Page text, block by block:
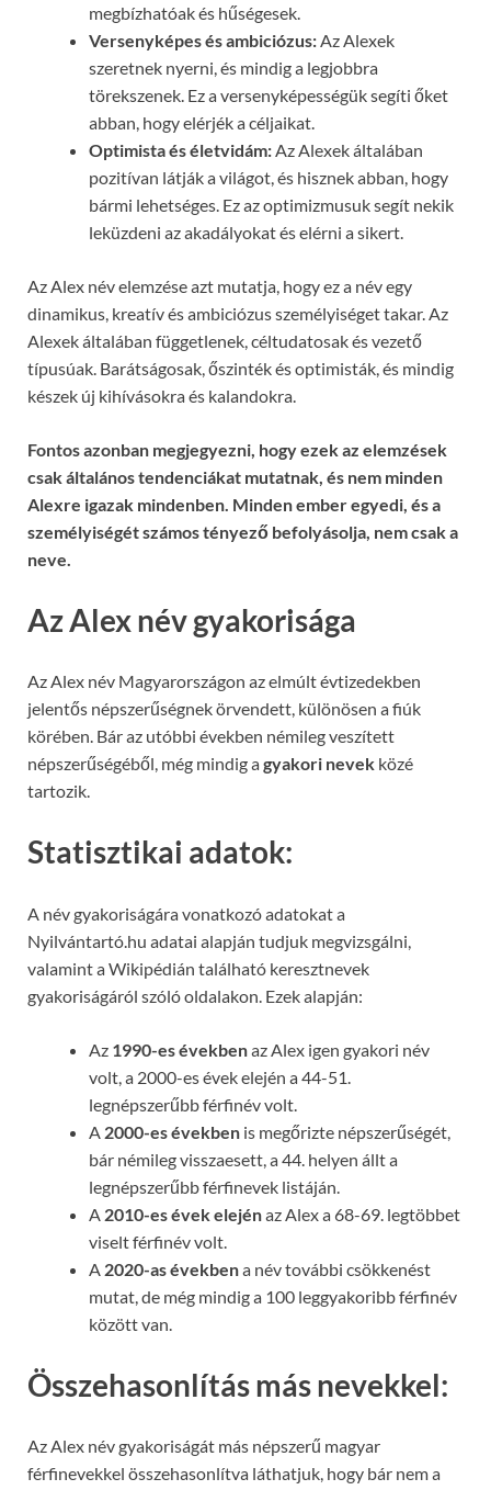
megbízhatóak és hűségesek.
Versenyképes és ambiciózus:Az Alexek
szeretnek nyerni, és mindig a legjobbra
törekszenek. Ez a versenyképességük segíti őket
abban, hogy elérjék a céljaikat.
Optimista és életvidám:Az Alexek általában
pozitívan látják a világot, és hisznek abban, hogy
bármi lehetséges. Ez az optimizmusuk segít nekik
leküzdeni az akadályokat és elérni a sikert.
Az Alex név elemzése azt mutatja, hogy ez a név egy
dinamikus, kreatív és ambiciózus személyiséget takar. Az
Alexek általában függetlenek, céltudatosak és vezető
típusúak. Barátságosak, őszinték és optimisták, és mindig
készek új kihívásokra és kalandokra.
Fontos azonban megjegyezni, hogy ezek az elemzések
csak általános tendenciákat mutatnak, és nem minden
Alexre igazak mindenben. Minden ember egyedi, és a
személyiségét számos tényező befolyásolja, nem csak a
neve.
Az Alex név gyakorisága
Az Alex név Magyarországon az elmúlt évtizedekben
jelentős népszerűségnek örvendett, különösen a fiúk
körében. Bár az utóbbi években némileg veszített
népszerűségéből, még mindig agyakori nevek közé
tartozik.
Statisztikai adatok:
A név gyakoriságára vonatkozó adatokat a
Nyilvántartó.hu adatai alapján tudjuk megvizsgálni,
valamint a Wikipédián található keresztnevek
gyakoriságáról szóló oldalakon. Ezek alapján:
Az 1990-es évekbenaz Alex igen gyakori név
volt, a 2000-es évek elején a 44-51.
legnépszerűbb férfinév volt.
A 2000-es években is megőrizte népszerűségét,
bár némileg visszaesett, a 44. helyen állt a
legnépszerűbb férfinevek listáján.
A 2010-es évek elejénaz Alex a 68-69. legtöbbet
viselt férfinév volt.
A 2020-as évekbena név további csökkenést
mutat, de még mindig a 100 leggyakoribb férfinév
között van.
Összehasonlítás más nevekkel:
Az Alex név gyakoriságát más népszerű magyar
férfinevekkel összehasonlítva láthatjuk, hogy bár nem a